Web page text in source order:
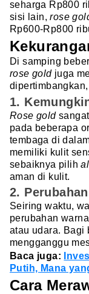
seharga Rp800
sisi lain,rose
Rp600-Rp800
Di samping
rose goldjuga
1.
Rose gold
pada beberapa
tembaga di
memiliki kulit
sebaiknya pilih
aman di kulit.
2.
Seiring waktu,
perubahan
atau udara. Bagi
mengganggu
Baca juga:
Putih, Mana
Cara